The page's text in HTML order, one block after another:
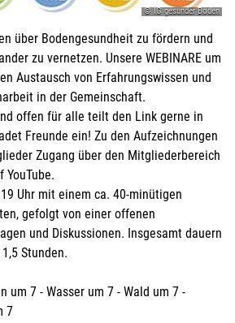
© IG gesunder Boden
über Bodengesundheit zu fördern und
zu vernetzen. Unsere WEBINARE um
Austausch von Erfahrungswissen und
in der Gemeinschaft.
offen für alle teilt den Link gerne in
Freunde ein! Zu den Aufzeichnungen
Zugang über den Mitgliederbereich
YouTube.
Uhr mit einem ca. 40-minütigen
gefolgt von einer offenen
und Diskussionen. Insgesamt dauern
Stunden.
um 7 - Wasser um 7 - Wald um 7 -
7